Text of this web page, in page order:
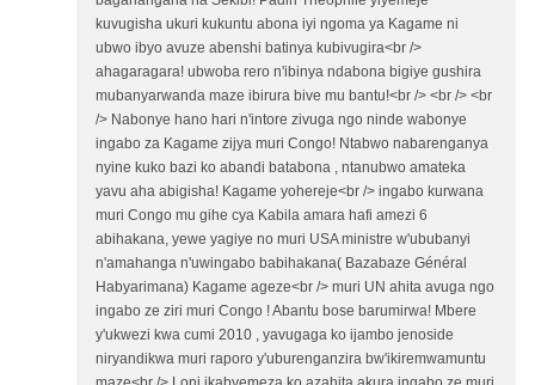
kuvugisha ukuri kukuntu abona iyi ngoma ya Kagame ni
ubwo ibyo avuze abenshi batinya kubivugira<br />
ahagaragara! ubwoba rero n'ibinya ndabona bigiye gushira
mubanyarwanda maze ibirura bive mu bantu!<br /> <br /> <br
/> Nabonye hano hari n'intore zivuga ngo ninde wabonye
ingabo za Kagame zijya muri Congo! Ntabwo nabarenganya
nyine kuko bazi ko abandi batabona , ntanubwo amateka
yavu aha abigisha! Kagame yohereje<br /> ingabo kurwana
muri Congo mu gihe cya Kabila amara hafi amezi 6
abihakana, yewe yagiye no muri USA ministre w'ububanyi
n'amahanga n'uwingabo babihakana( Bazabaze Général
Habyarimana) Kagame ageze<br /> muri UN ahita avuga ngo
ingabo ze ziri muri Congo ! Abantu bose barumirwa! Mbere
y'ukwezi kwa cumi 2010 , yavugaga ko ijambo jenoside
niryandikwa muri raporo y'uburenganzira bw'ikiremwamuntu